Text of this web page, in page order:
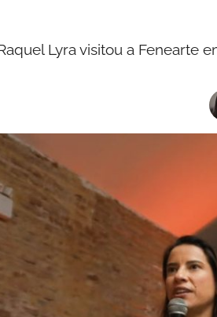
Lyra visitou a Fenearte